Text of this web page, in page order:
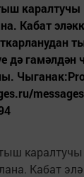
Кабат
дә гамәлдән
Кабат